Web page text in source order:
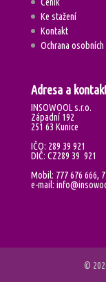
Ke stažení
Kontakt
Ochrana
Adresa a
INSOWOOL s.r.o.
Západní 192
251 63 Kunice
IČO: 289 39 921
DIČ: CZ289 39 921
Mobil: 777 676 666,
e-mail:
©